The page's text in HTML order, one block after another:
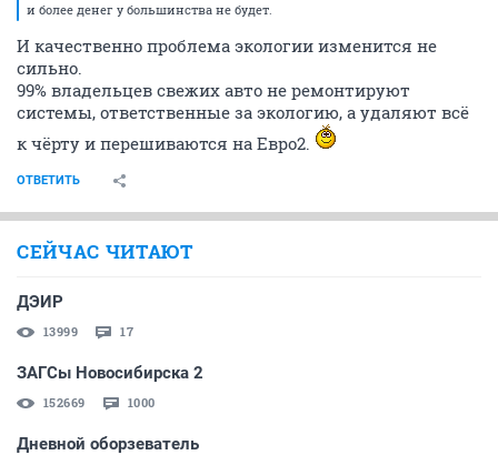
и более денег у большинства не будет.
И качественно проблема экологии изменится не
сильно.
99% владельцев свежих авто не ремонтируют
системы, ответственные за экологию, а удаляют всё
к чёрту и перешиваются на Евро2.
ОТВЕТИТЬ
СЕЙЧАС ЧИТАЮТ
ДЭИР
13999 17
ЗАГСы Новосибирска 2
152669 1000
Дневной оборзеватель